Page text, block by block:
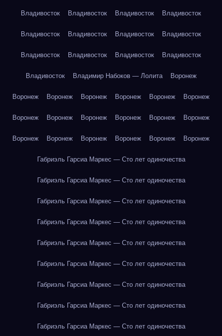
Владивосток Владивосток Владивосток Владивосток
Владивосток Владивосток Владивосток Владивосток
Владивосток Владивосток Владивосток Владивосток
Владивосток Владимир Набоков — Лолита Воронеж
Воронеж Воронеж Воронеж Воронеж Воронеж Воронеж
Воронеж Воронеж Воронеж Воронеж Воронеж Воронеж
Воронеж Воронеж Воронеж Воронеж Воронеж Воронеж
Габриэль Гарсиа Маркес — Сто лет одиночества
Габриэль Гарсиа Маркес — Сто лет одиночества
Габриэль Гарсиа Маркес — Сто лет одиночества
Габриэль Гарсиа Маркес — Сто лет одиночества
Габриэль Гарсиа Маркес — Сто лет одиночества
Габриэль Гарсиа Маркес — Сто лет одиночества
Габриэль Гарсиа Маркес — Сто лет одиночества
Габриэль Гарсиа Маркес — Сто лет одиночества
Габриэль Гарсиа Маркес — Сто лет одиночества